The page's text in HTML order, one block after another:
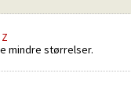
mindre størrelser.